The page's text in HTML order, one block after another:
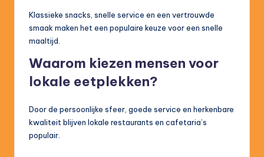
Klassieke snacks, snelle service en een vertrouwde
smaak maken het een populaire keuze voor een snelle
maaltijd.
Waarom kiezen mensen voor
lokale eetplekken?
Door de persoonlijke sfeer, goede service en herkenbare
kwaliteit blijven lokale restaurants en cafetaria’s
populair.